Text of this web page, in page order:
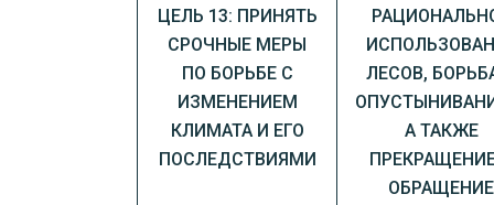
ЦЕЛЬ 13: ПРИНЯТЬ
СРОЧНЫЕ МЕРЫ
ПО БОРЬБЕ С
ИЗМЕНЕНИЕМ
КЛИМАТА И ЕГО
ПОСЛЕДСТВИЯМИ
ЛЕСОВ,
А ТАКЖЕ
ОБРАЩЕНИЕ